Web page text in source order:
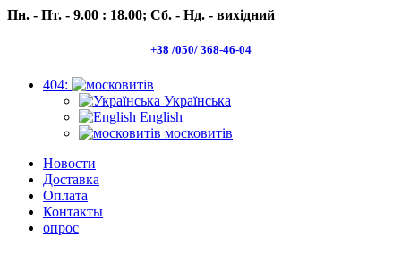
Пн. - Пт. - 9.00 : 18.00; Сб. - Нд. - вихідний
+38 /050/ 368-46-04
404:
Українська
English
московитів
Новости
Доставка
Оплата
Контакты
опрос